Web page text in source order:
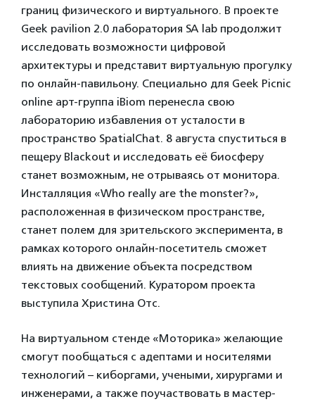
границ физического и виртуального. В проекте
Geek pavilion 2.0 лаборатория SA lab продолжит
исследовать возможности цифровой
архитектуры и представит виртуальную прогулку
по онлайн-павильону. Специально для Geek Picnic
online арт-группа iBiom перенесла свою
лабораторию избавления от усталости в
пространство SpatialChat. 8 августа спуститься в
пещеру Blackout и исследовать её биосферу
станет возможным, не отрываясь от монитора.
Инсталляция «Who really are the monster?»,
расположенная в физическом пространстве,
станет полем для зрительского эксперимента, в
рамках которого онлайн-посетитель сможет
влиять на движение объекта посредством
текстовых сообщений. Куратором проекта
выступила Христина Отс.
На виртуальном стенде «Моторика» желающие
смогут пообщаться с адептами и носителями
технологий – киборгами, учеными, хирургами и
инженерами, а также поучаствовать в мастер-